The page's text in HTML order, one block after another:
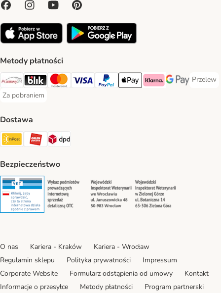
Metody płatności
Przelewy24 Payment Method
Blik Payment Method
MasterCard Payment Method
Visa Payment Method
PayPal Payment Method
Apple Pay Payment Method
Klarna Payment Method
Google Pay
Przelew
Przelew
Za pobraniem
Za pobraniem Payment Method
Dostawa
Paczkomat® Shipping Method
ORLEN Paczka Shipping Method
DPD Shipping Method
Bezpieczeństwo
Security Security Security
O nas Kariera - Kraków
Kariera - Wrocław
Regulamin sklepu
Polityka prywatności
Impressum
Corporate Website
Formularz odstąpienia od umowy
Kontakt
Informacje o przesyłce
Metody płatności Program partnerski